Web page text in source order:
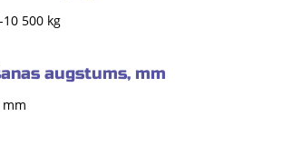
500 kg
augstums, mm
mm